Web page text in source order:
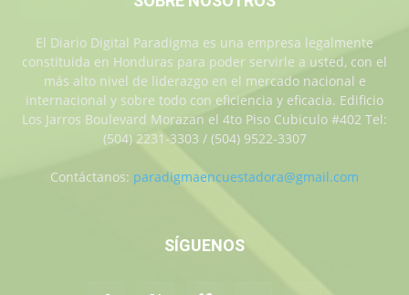
El Diario Digital Paradigma es una empresa legalmente
constituida en Honduras para poder servirle a usted, con el
más alto nivel de liderazgo en el mercado nacional e
internacional y sobre todo con eficiencia y eficacia. Edificio
Los Jarros Boulevard Morazan el 4to Piso Cubiculo #402 Tel:
(504) 2231-3303 / (504) 9522-3307
Contáctanos: paradigmaencuestadora@gmail.com
SÍGUENOS